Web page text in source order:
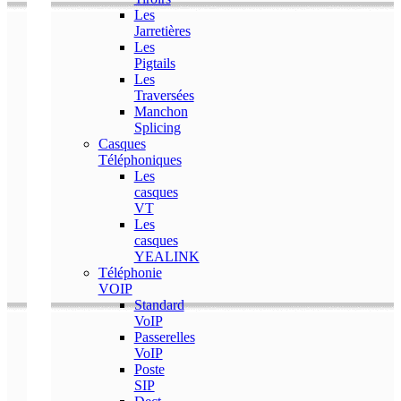
Les
Jarretières
Les
Pigtails
Les
Traversées
Manchon
Splicing
Casques
Téléphoniques
Les
casques
VT
Les
casques
YEALINK
Téléphonie
VOIP
Standard
VoIP
Passerelles
VoIP
Poste
SIP